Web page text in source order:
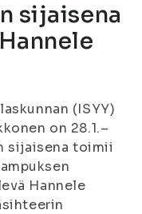
sijaisena
(ISYY)
on 28.1.–
sijaisena toimii
Hannele